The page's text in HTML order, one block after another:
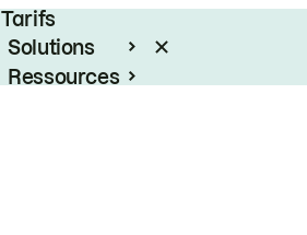
Tarifs
Solutions
Ressources